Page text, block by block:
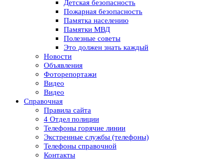
Детская безопасность
Пожарная безопасность
Памятка населению
Памятки МВД
Полезные советы
Это должен знать каждый
Новости
Объявления
Фоторепортажи
Видео
Видео
Справочная
Правила сайта
4 Отдел полиции
Телефоны горячие линии
Экстренные службы (телефоны)
Телефоны справочной
Контакты